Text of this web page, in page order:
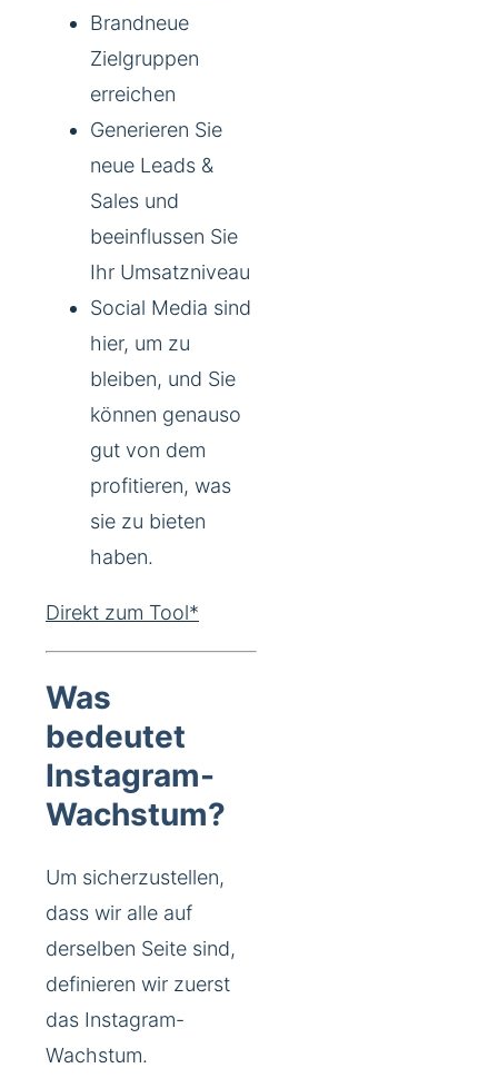
Brandneue
Zielgruppen
erreichen
Generieren Sie
neue Leads &
Sales und
beeinflussen Sie
Ihr Umsatzniveau
Social Media sind
hier, um zu
bleiben, und Sie
können genauso
gut von dem
profitieren, was
sie zu bieten
haben.
Direkt zum Tool*
Was
bedeutet
Instagram-
Wachstum?
Um sicherzustellen,
dass wir alle auf
derselben Seite sind,
definieren wir zuerst
das Instagram-
Wachstum.